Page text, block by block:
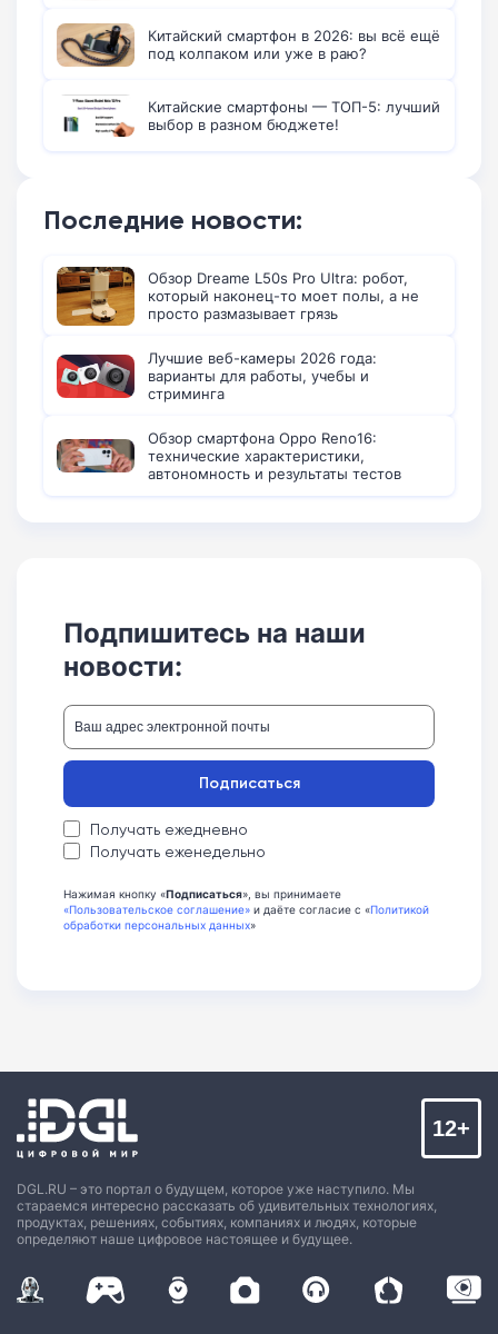
Китайский смартфон в 2026: вы всё ещё
под колпаком или уже в раю?
Китайские смартфоны — ТОП-5: лучший
выбор в разном бюджете!
Последние новости:
Обзор Dreame L50s Pro Ultra: робот,
который наконец-то моет полы, а не
просто размазывает грязь
Лучшие веб-камеры 2026 года:
варианты для работы, учебы и
стриминга
Обзор смартфона Oppo Reno16:
технические характеристики,
автономность и результаты тестов
Подпишитесь на наши
новости:
Получать ежедневно
Получать еженедельно
Подписаться
Нажимая кнопку «Подписаться», вы принимаете
«Пользовательское соглашение» и даёте согласие с «Политикой
обработки персональных данных»
DGL.RU – это портал о будущем, которое уже наступило. Мы
стараемся интересно рассказать об удивительных технологиях,
продуктах, решениях, событиях, компаниях и людях, которые
определяют наше цифровое настоящее и будущее.
12+